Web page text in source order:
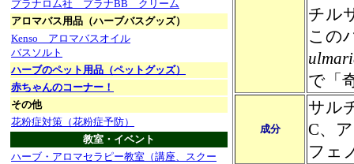
チル
この
で「
成分
サル
C、
フェ
プラナロム社 プラナBB クリーム
アロマバス用品（ハーブバスグッズ）
Kenso アロマバスオイル
バスソルト
ハーブのペット用品（ペットグッズ）
赤ちゃんのコーナー！
その他
花粉症対策（花粉症予防）
教室・イベント
ハーブ・アロマセラピー教室（講座、スクー